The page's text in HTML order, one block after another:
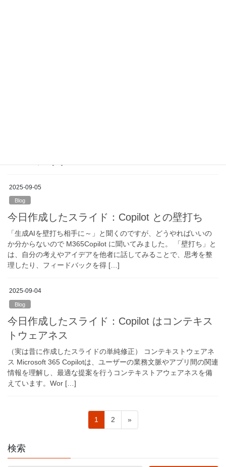
2025-09-05
Blog
今日作成したスライド：Copilot との壁打ち
「生成AIを壁打ち相手に～」と聞くのですが、どうやればいいの
か分からないので M365Copilot に聞いてみました。 「壁打ち」と
は、自分の考えやアイデアを他者に話してみることで、思考を整
理したり、フィードバックを得 […]
2025-09-04
Blog
今日作成したスライド：Copilot はコンテキス
トウェアネス
（実は昔に作成したスライドの単純修正） コンテキストウェアネ
ス Microsoft 365 Copilotは、ユーザーの業務文脈やアプリ間の関連
情報を理解し、最適な提案を行うコンテキストアウェアネスを備
えています。Wor […]
の
ペ
固
定
1
固
定
2 »
検索